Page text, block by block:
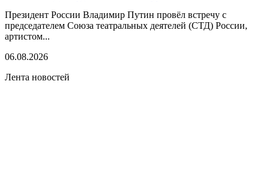
Президент России Владимир Путин провёл встречу с
председателем Союза театральных деятелей (СТД) России,
артистом...
06.08.2026
Лента новостей